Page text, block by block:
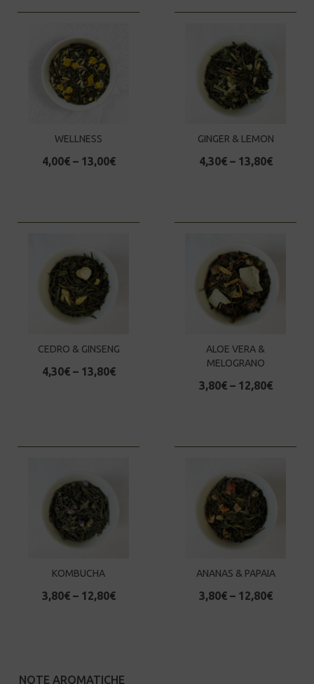
NOTE AROMATICHE
WELLNESS
4,00€– 13,00€
GINGER & LEMON
4,30€– 13,80€
CEDRO & GINSENG
4,30€– 13,80€
ALOE VERA &
MELOGRANO
3,80€– 12,80€
KOMBUCHA
3,80€– 12,80€
ANANAS & PAPAIA
3,80€– 12,80€